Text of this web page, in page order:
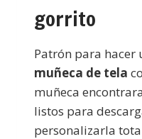
gorrito
Patrón para hacer
muñeca de tela
muñeca
listos para
personalizarla